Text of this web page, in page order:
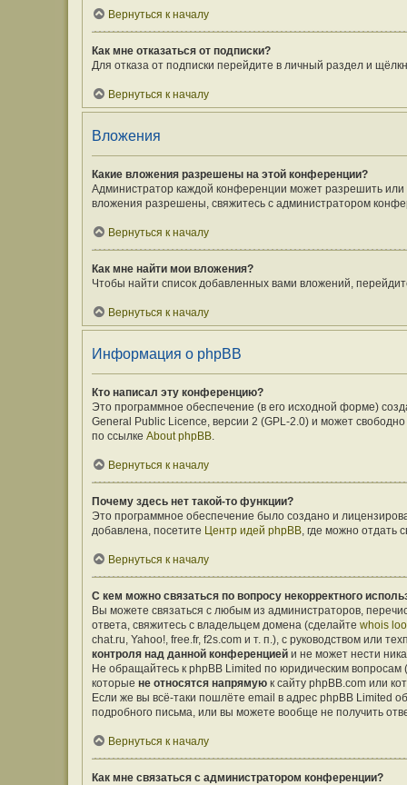
Вернуться к началу
Как мне отказаться от подписки?
Для отказа от подписки перейдите в личный раздел и
Вернуться к началу
Вложения
Какие вложения разрешены на этой конференции?
Администратор каждой конференции может разрешить
вложения разрешены, свяжитесь с администратором
Вернуться к началу
Как мне найти мои вложения?
Чтобы найти список добавленных вами вложений,
Вернуться к началу
Информация о phpBB
Кто написал эту конференцию?
Это программное обеспечение (в его исходной форме)
General Public Licence, версии 2 (GPL-2.0) и может
по ссылке About phpBB.
Вернуться к началу
Почему здесь нет такой-то функции?
Это программное обеспечение было создано и
добавлена, посетите Центр идей phpBB, где можно отдать
Вернуться к началу
С кем можно связаться по вопросу некорректного
Вы можете связаться с любым из администраторов,
ответа, свяжитесь с владельцем домена (сделайте whois
chat.ru, Yahoo!, free.fr, f2s.com и т. п.), с руководством или
контроля над данной конференцией и не может нести
Не обращайтесь к phpBB Limited по юридическим вопросам
которые не относятся напрямую к сайту phpBB.com или
Если же вы всё-таки пошлёте email в адрес phpBB Limited
подробного письма, или вы можете вообще не получить
Вернуться к началу
Как мне связаться с администратором конференции?